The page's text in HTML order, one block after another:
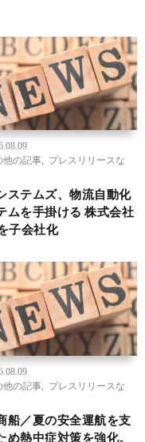
他の記事
プレスリリースな
ステムズ、物流自動化
ムを手掛ける 株式会社
子会社化
他の記事
プレスリリースな
船／夏の安全運航を支
め熱中症対策を強化。